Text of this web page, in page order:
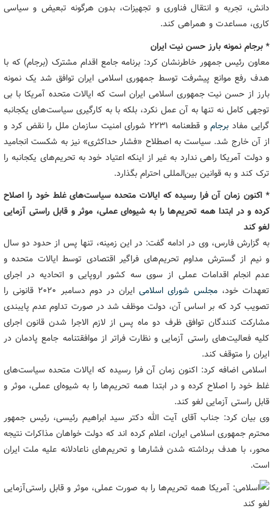
دانش، تجربه و انتقال فناوری و تجهیزات، بدون هرگونه تبعیض و سیاسی
کاری، مساعدت و همراهی کند.
* برجام نمونه بارز حسن نیت ایران
معاون رئیس جمهور خاطرنشان کرد: برنامه جامع اقدام مشترک (برجام) که با
هدف رفع موانع پیشرفت توسط جمهوری اسلامی ایران توافق شد یک نمونه
بارز از حسن نیت جمهوری اسلامی ایران است که ایالات متحده آمریکا با بی
توجهی کامل نه تنها به آن عمل نکرد، بلکه با به کارگیری سیاست‌های یکجانبه
گرایی مفاد برجام
و قطعنامه ۲۲۳۱ شورای امنیت سازمان ملل را نقض کرد و
از آن خارج شد. سیاست به اصطلاح «فشار حداکثری» نیز به شکست انجامید
و دولت آمریکا راهی ندارد به غیر از اینکه اعتیاد خود به تحریم‌های یکجانبه را
ترک کند و به قوانین بین‌المللی احترام بگذارد.
* اکنون زمان آن فرا رسیده که ایالات متحده سیاست‌های غلط خود را اصلاح
کرده و در ابتدا همه تحریم‌ها را به شیوه‌ای عملی، موثر و قابل راستی آزمایی
لغو کند
به گزارش فارس، وی در ادامه گفت:‌ در این زمینه، تنها پس از حدود دو سال
و نیم از گسترش مداوم تحریم‌های فراگیر اقتصادی توسط ایالات متحده و
عدم انجام اقدامات عملی از سوی سه کشور اروپایی و اتحادیه در اجرای
تعهدات خود،مجلس شورای اسلامی
ایران در دوم دسامبر ۲۰۲۰ قانونی را
تصویب کرد که بر اساس آن، دولت موظف شد در صورت تداوم عدم پایبندی
مشارکت کنندگان توافق ظرف دو ماه پس از لازم الاجرا شدن قانون اجرای
کلیه فعالیت‌های راستی آزمایی و نظارت فراتر از موافقتنامه جامع پادمان در
ایران را متوقف کند.
اسلامی اضافه کرد: اکنون زمان آن فرا رسیده که ایالات متحده سیاست‌های
غلط خود را اصلاح کرده و در ابتدا همه تحریم‌ها را به شیوه‌ای عملی، موثر و
قابل راستی آزمایی لغو کند.
وی بیان کرد: جناب آقای آیت الله دکتر سید ابراهیم رئیسی، رئیس جمهور
محترم جمهوری اسلامی ایران، اعلام کرده اند که دولت خواهان مذاکرات نتیجه
محور، با هدف برداشته شدن فشارها و تحریم‌های ناعادلانه علیه ملت ایران
است.